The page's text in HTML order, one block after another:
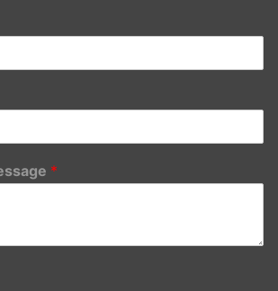
*